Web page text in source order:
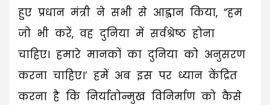
हुए प्रधान मंत्री ने सभी से आह्वान किया, “हम
जो भी करें, वह दुनिया में सर्वश्रेष्ठ होना
चाहिए। हमारे मानकों का दुनिया को अनुसरण
करना चाहिए।’ हमें अब इस पर ध्यान केंद्रित
करना है कि निर्यातोन्मुख विनिर्माण को कैसे